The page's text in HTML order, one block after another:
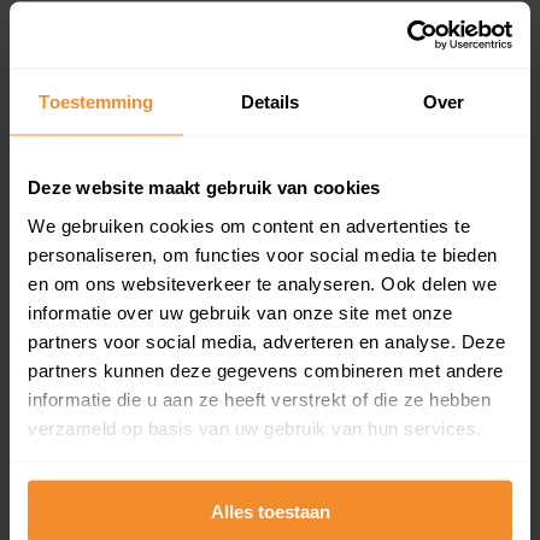
Toestemming Details Over
Deze website maakt gebruik van cookies
We gebruiken cookies om content en advertenties te
personaliseren, om functies voor social media te bieden
en om ons websiteverkeer te analyseren. Ook delen we
informatie over uw gebruik van onze site met onze
partners voor social media, adverteren en analyse. Deze
partners kunnen deze gegevens combineren met andere
informatie die u aan ze heeft verstrekt of die ze hebben
verzameld op basis van uw gebruik van hun services.
Alles toestaan
Koopsommenoverzicht (1 jaar gratis
Inclusief 1 jaar gratis updates
inclusief een jaar lang gratis updates van nieuwe
koopsommen.
Bekijk product
Direct leverbaar
Kadastrale kaart pakket